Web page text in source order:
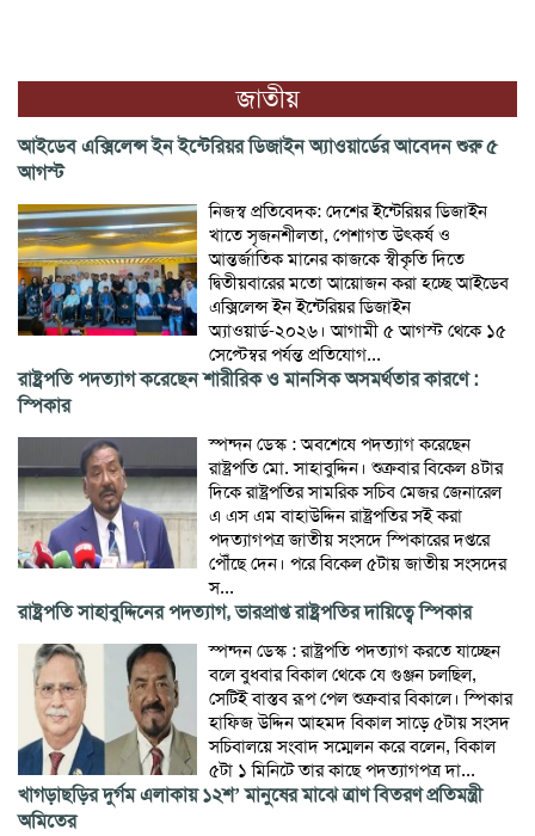
জাতীয়
আইডেব এক্সিলেন্স ইন ইন্টেরিয়র ডিজাইন অ্যাওয়ার্ডের আবেদন শুরু ৫
আগস্ট
নিজস্ব প্রতিবেদক: দেশের ইন্টেরিয়র ডিজাইন
খাতে সৃজনশীলতা, পেশাগত উৎকর্ষ ও
আন্তর্জাতিক মানের কাজকে স্বীকৃতি দিতে
দ্বিতীয়বারের মতো আয়োজন করা হচ্ছে আইডেব
এক্সিলেন্স ইন ইন্টেরিয়র ডিজাইন
অ্যাওয়ার্ড-২০২৬। আগামী ৫ আগস্ট থেকে ১৫
সেপ্টেম্বর পর্যন্ত প্রতিযোগ...
রাষ্ট্রপতি পদত্যাগ করেছেন শারীরিক ও মানসিক অসমর্থতার কারণে :
স্পিকার
স্পন্দন ডেস্ক : অবশেষে পদত্যাগ করেছেন
রাষ্ট্রপতি মো. সাহাবুদ্দিন। শুক্রবার বিকেল ৪টার
দিকে রাষ্ট্রপতির সামরিক সচিব মেজর জেনারেল
এ এস এম বাহাউদ্দিন রাষ্ট্রপতির সই করা
পদত্যাগপত্র জাতীয় সংসদে স্পিকারের দপ্তরে
পৌঁছে দেন। পরে বিকেল ৫টায় জাতীয় সংসদের
স...
রাষ্ট্রপতি সাহাবুদ্দিনের পদত্যাগ, ভারপ্রাপ্ত রাষ্ট্রপতির দায়িত্বে স্পিকার
স্পন্দন ডেস্ক : রাষ্ট্রপতি পদত্যাগ করতে যাচ্ছেন
বলে বুধবার বিকাল থেকে যে গুঞ্জন চলছিল,
সেটিই বাস্তব রূপ পেল শুক্রবার বিকালে। স্পিকার
হাফিজ উদ্দিন আহমদ বিকাল সাড়ে ৫টায় সংসদ
সচিবালয়ে সংবাদ সম্মেলন করে বলেন, বিকাল
৫টা ১ মিনিটে তার কাছে পদত্যাগপত্র দা...
খাগড়াছড়ির দুর্গম এলাকায় ১২শ’ মানুষের মাঝে ত্রাণ বিতরণ প্রতিমন্ত্রী
অমিতের